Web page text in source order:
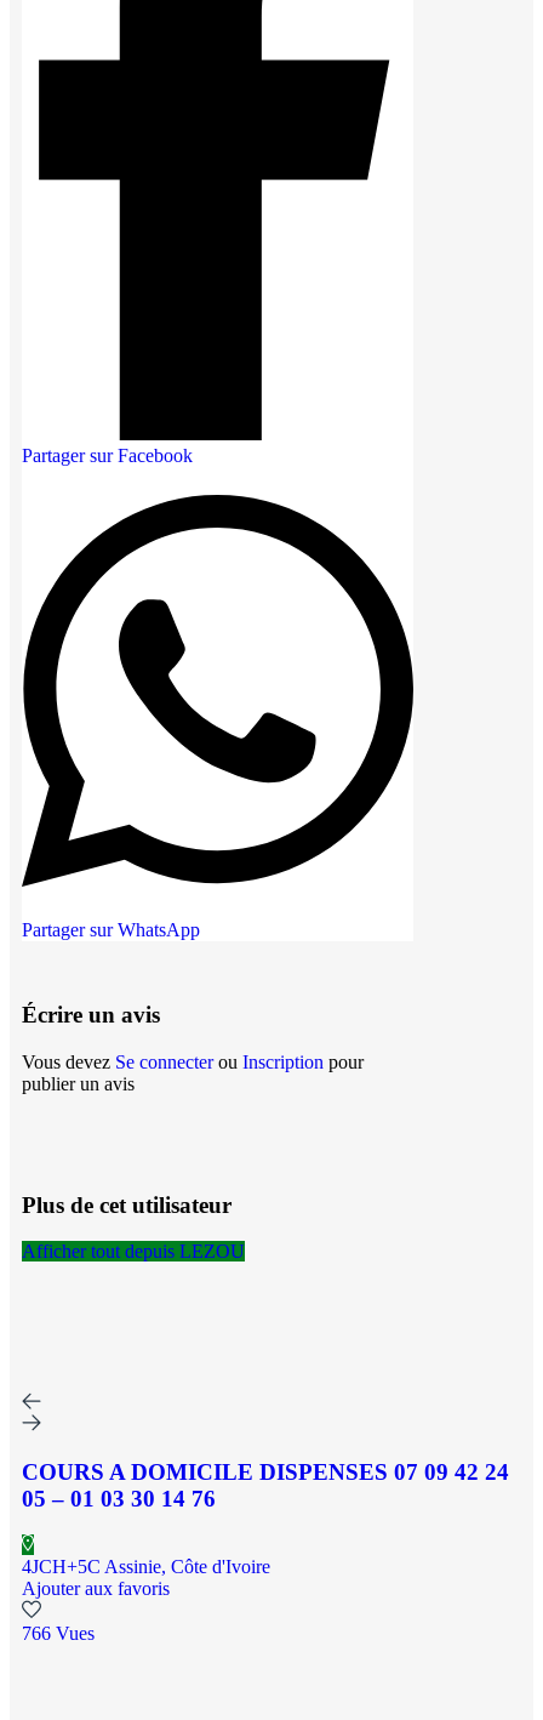
Partager sur Facebook
Partager sur WhatsApp
Écrire un avis
Vous devez Se connecterou Inscription pour
publier un avis
Plus de cet utilisateur
Afficher tout depuis LEZOU
COURS A DOMICILE DISPENSES 07 09 42 24
05 – 01 03 30 14 76
4JCH+5C Assinie, Côte d'Ivoire
Ajouter aux favoris
766 Vues